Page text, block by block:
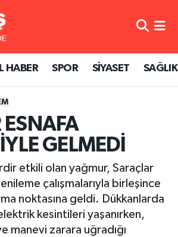
HABER SPOR SİYASET SAĞLIK
GELMEDİ
etkili olan yağmur, Saraçlar
çalışmalarıyla birleşince
noktasına geldi. Dükkanlarda
kesintileri yaşanırken,
manevi zarara uğradığı
Durumu ve Fikstür